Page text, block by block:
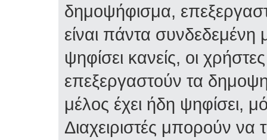
δημοψήφισμα,
είναι πάντα
ψηφίσει κανείς, οι
επεξεργαστούν τα
μέλος έχει ήδη ψηφίσει,
Διαχειριστές μπορούν να